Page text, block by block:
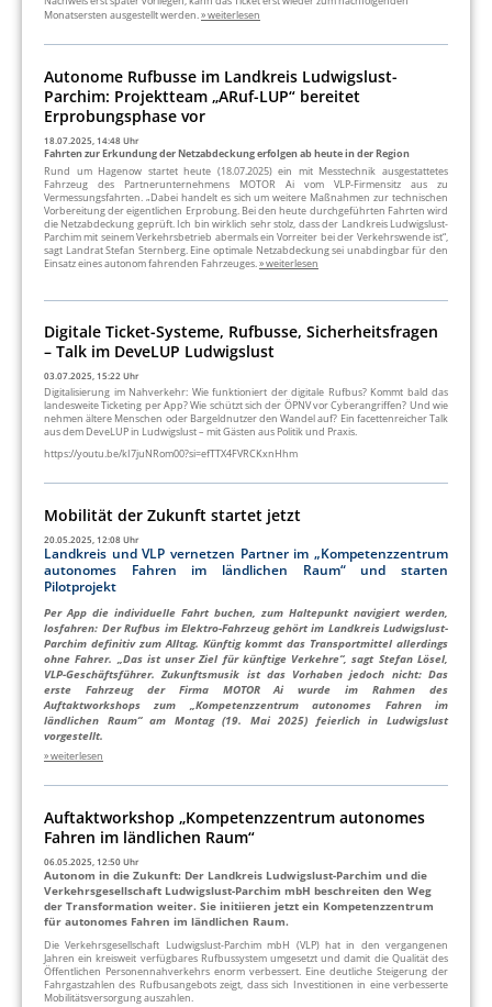
Monatsersten ausgestellt werden.» weiterlesen
Autonome Rufbusse im Landkreis Ludwigslust-
Parchim: Projektteam „ARuf-LUP“ bereitet
Erprobungsphase vor
18.07.2025, 14:48 Uhr
Fahrten zur Erkundung der Netzabdeckung erfolgen ab heute in der Region
Rund um Hagenow startet heute (18.07.2025) ein mit Messtechnik ausgestattetes
Fahrzeug des Partnerunternehmens MOTOR Ai vom VLP-Firmensitz aus zu
Vermessungsfahrten. „Dabei handelt es sich um weitere Maßnahmen zur technischen
Vorbereitung der eigentlichen Erprobung. Bei den heute durchgeführten Fahrten wird
die Netzabdeckung geprüft. Ich bin wirklich sehr stolz, dass der Landkreis Ludwigslust-
Parchim mit seinem Verkehrsbetrieb abermals ein Vorreiter bei der Verkehrswende ist“,
sagt Landrat Stefan Sternberg. Eine optimale Netzabdeckung sei unabdingbar für den
Einsatz eines autonom fahrenden Fahrzeuges.» weiterlesen
Digitale Ticket-Systeme, Rufbusse, Sicherheitsfragen
– Talk im DeveLUP Ludwigslust
03.07.2025, 15:22 Uhr
Digitalisierung im Nahverkehr: Wie funktioniert der digitale Rufbus? Kommt bald das
landesweite Ticketing per App? Wie schützt sich der ÖPNV vor Cyberangriffen? Und wie
nehmen ältere Menschen oder Bargeldnutzer den Wandel auf? Ein facettenreicher Talk
aus dem DeveLUP in Ludwigslust – mit Gästen aus Politik und Praxis.
https://youtu.be/kI7juNRom00?si=efTTX4FVRCKxnHhm
Mobilität der Zukunft startet jetzt
20.05.2025, 12:08 Uhr
Landkreis und VLP vernetzen Partner im „Kompetenzzentrum
autonomes Fahren im ländlichen Raum“ und starten
Pilotprojekt
Per App die individuelle Fahrt buchen, zum Haltepunkt navigiert werden,
losfahren: Der Rufbus im Elektro-Fahrzeug gehört im Landkreis Ludwigslust-
Parchim definitiv zum Alltag. Künftig kommt das Transportmittel allerdings
ohne Fahrer. „Das ist unser Ziel für künftige Verkehre“, sagt Stefan Lösel,
VLP-Geschäftsführer. Zukunftsmusik ist das Vorhaben jedoch nicht: Das
erste Fahrzeug der Firma MOTOR Ai wurde im Rahmen des
Auftaktworkshops zum „Kompetenzzentrum autonomes Fahren im
ländlichen Raum“ am Montag (19. Mai 2025) feierlich in Ludwigslust
vorgestellt.
» weiterlesen
Auftaktworkshop „Kompetenzzentrum autonomes
Fahren im ländlichen Raum“
06.05.2025, 12:50 Uhr
Autonom in die Zukunft: Der Landkreis Ludwigslust-Parchim und die
Verkehrsgesellschaft Ludwigslust-Parchim mbH beschreiten den Weg
der Transformation weiter. Sie initiieren jetzt ein Kompetenzzentrum
für autonomes Fahren im ländlichen Raum.
Die Verkehrsgesellschaft Ludwigslust-Parchim mbH (VLP) hat in den vergangenen
Jahren ein kreisweit verfügbares Rufbussystem umgesetzt und damit die Qualität des
Öffentlichen Personennahverkehrs enorm verbessert. Eine deutliche Steigerung der
Fahrgastzahlen des Rufbusangebots zeigt, dass sich Investitionen in eine verbesserte
Mobilitätsversorgung auszahlen.